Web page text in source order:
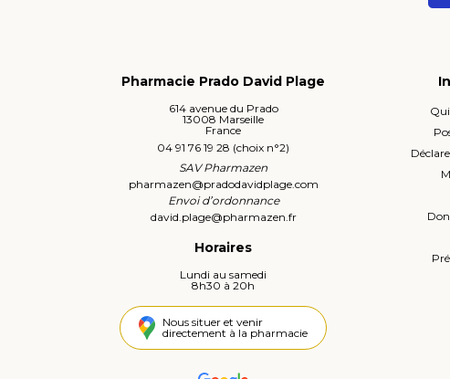
Pharmacie Prado David Plage
614 avenue du Prado
13008 Marseille
France
04 91 76 19 28 (choix n°2)
SAV Pharmazen
pharmazen@pradodavidplage.com
Envoi d’ordonnance
david.plage@pharmazen.fr
Horaires
Lundi au samedi
8h30 à 20h
Nous situer et venir
directement à la pharmacie